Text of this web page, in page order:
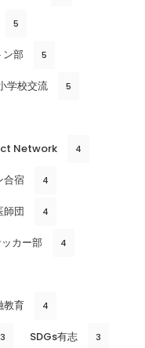
5
ン部 5
学校交流 5
Network 4
合宿 4
師団 4
カー部 4
教育 4
3 SDGs有志 3